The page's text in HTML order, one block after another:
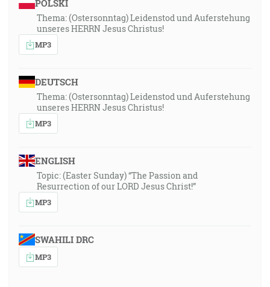
1:15:30
Lebo vám je trpezlivosti treba, aby ste si, keď
vykonáte vôľu Božiu, odniesli zasľúbenie. [Žd 10:36]
1:15:50
A Hospodin mi riekol: Dobre vidíš, lebo ja som šokéd,
bdejem nad svojím slovom, aby som ho vykonal. [Jr
1:12]
1:17:04
A takto budeme vždycky s Pánom. [1Te 4:17]
POLSKI
Thema: (Ostersonntag) Leidenstod und Auferstehung
unseres HERRN Jesus Christus!
MP3
DEUTSCH
Thema: (Ostersonntag) Leidenstod und Auferstehung
unseres HERRN Jesus Christus!
MP3
ENGLISH
Topic: (Easter Sunday) “The Passion and
Resurrection of our LORD Jesus Christ!”
MP3
SWAHILI DRC
MP3